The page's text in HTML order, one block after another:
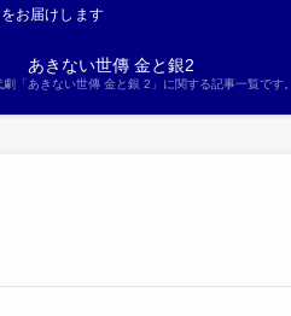
お届けします
あきない世傳 金と銀2
「あきない世傳 金と銀 2」に関する記事一覧です。